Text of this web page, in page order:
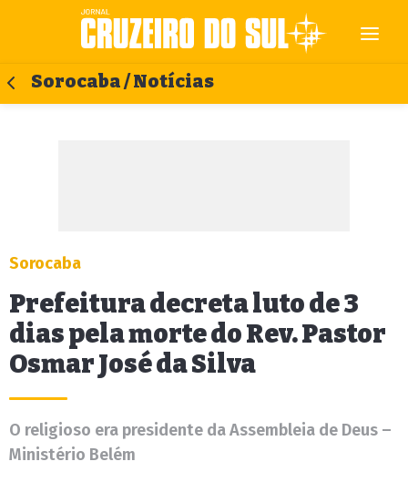
Sorocaba / Notícias
Sorocaba
Prefeitura decreta luto de 3
dias pela morte do Rev. Pastor
Osmar José da Silva
O religioso era presidente da Assembleia de Deus –
Ministério Belém